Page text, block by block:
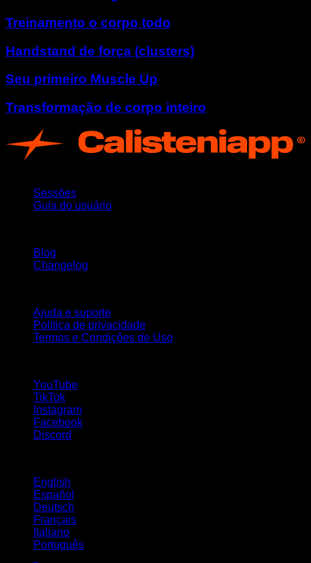
Treinamento o corpo todo
Handstand de força (clusters)
Seu primeiro Muscle Up
Transformação de corpo inteiro
Sessões
Guia do usuário
Blog
Changelog
Ajuda e suporte
Política de privacidade
Termos e Condições de Uso
YouTube
TikTok
Instagram
Facebook
Discord
English
Español
Deutsch
Français
Italiano
Português